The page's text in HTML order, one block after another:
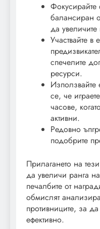
Фокусирайте
балансиран
да
Участвайте в
спечелите
ресурси.
Използвайте
се, че
часове,
активни.
Редовно
подобрите
Прилагането на
да увеличи ранга
печалбите от
обмислят
противниците, за
ефективно.